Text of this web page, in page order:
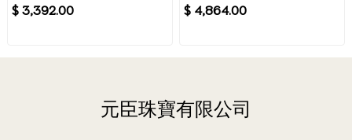
$ 3,392.00 $ 4,864.00
元臣珠寶有限公司